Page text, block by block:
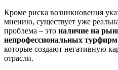
Кроме риска возникновения
мнению, существует уже
проблема – это наличие на
непрофессиональных
которые создают негативную
отрасли.